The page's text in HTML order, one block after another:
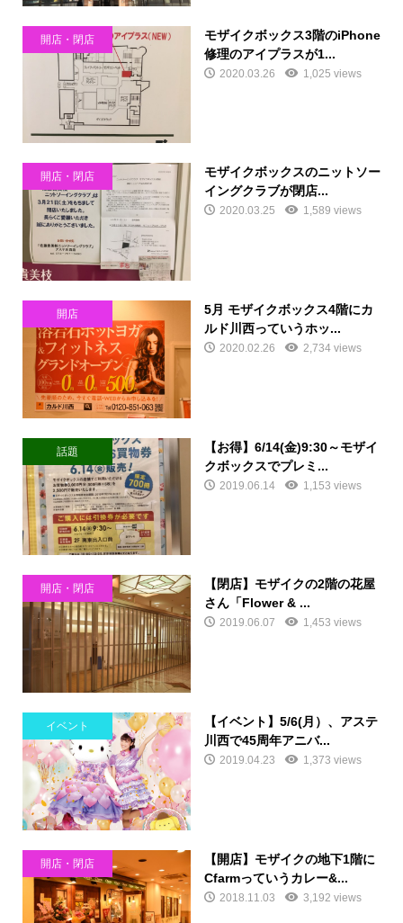
開店・閉店
モザイクボックス3階のiPhone
修理のアイプラスが1...
2020.03.26 1,025 views
開店・閉店
モザイクボックスのニットソー
イングクラブが閉店...
2020.03.25 1,589 views
開店
5月 モザイクボックス4階にカ
ルド川西っていうホッ...
2020.02.26 2,734 views
話題
【お得】6/14(金)9:30～モザイ
クボックスでプレミ...
2019.06.14 1,153 views
開店・閉店
【閉店】モザイクの2階の花屋
さん「Flower & ...
2019.06.07 1,453 views
イベント
【イベント】5/6(月）、アステ
川西で45周年アニバ...
2019.04.23 1,373 views
開店・閉店
【開店】モザイクの地下1階に
Cfarmっていうカレー&...
2018.11.03 3,192 views